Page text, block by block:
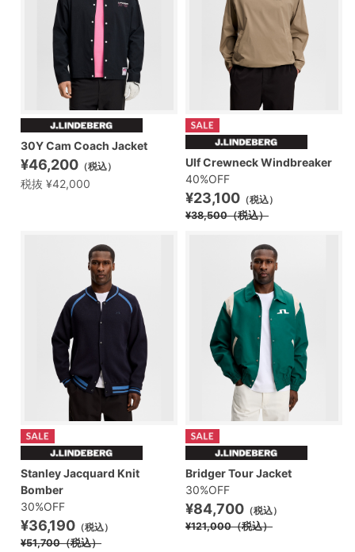
30Y Cam Coach Jacket
¥46,200 （税込）
税抜 ¥42,000
Ulf Crewneck Windbreaker
40%OFF
¥23,100 （税込）
¥38,500（税込）
Stanley Jacquard Knit
Bomber
30%OFF
¥36,190 （税込）
¥51,700（税込）
Bridger Tour Jacket
30%OFF
¥84,700 （税込）
¥121,000（税込）